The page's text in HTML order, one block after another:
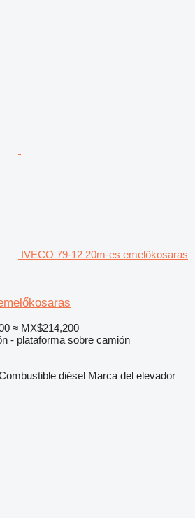
IVECO 79-12 20m-es emelőkosaras
≈ MX$214,200
- plataforma sobre camión
diésel Marca del elevador